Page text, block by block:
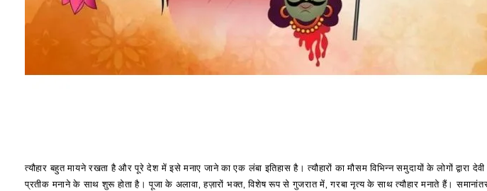
त्यौहार बहुत मायने रखता है और पूरे देश में इसे मनाए जाने का एक लंबा इतिहास है। त्यौहारों का मौसम विभिन्न समुदायों के लोगों द्वारा
प्रतीक मनाने के साथ शुरू होता है। पूजा के अलावा, हज़ारों भक्त, विशेष रूप से गुजरात में, गरबा नृत्य के साथ त्यौहार मनाते हैं।